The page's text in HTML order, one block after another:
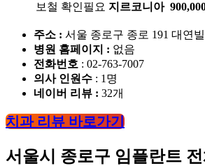
보철 확인필요 지르코니아
주소 : 서울 종로구 종로 191 대연
병원 홈페이지 : 없음
전화번호 : 02-763-7007
의사 인원수 : 1명
네이버 리뷰 : 32개
치과 리뷰 바로가기
서울시 종로구 임플란트